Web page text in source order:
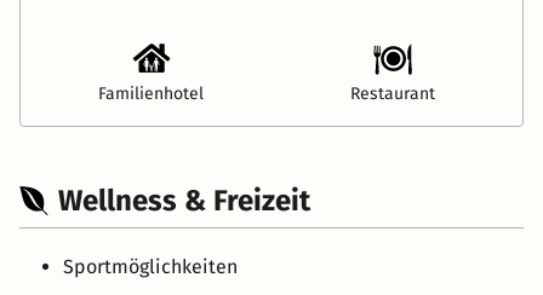
Familienhotel Restaurant
Wellness & Freizeit
Sportmöglichkeiten